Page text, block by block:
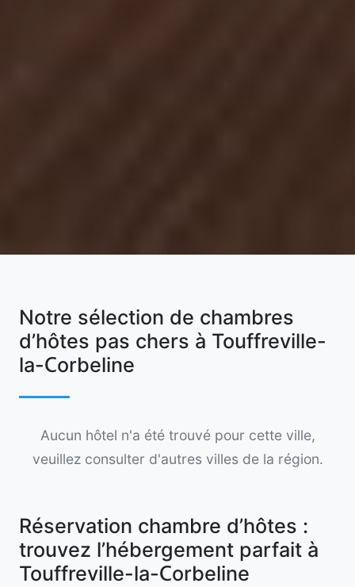
Notre sélection de chambres
d’hôtes pas chers à Touffreville-
la-Corbeline
Aucun hôtel n'a été trouvé pour cette ville,
veuillez consulter d'autres villes de la région.
Réservation chambre d’hôtes :
trouvez l’hébergement parfait à
Touffreville-la-Corbeline